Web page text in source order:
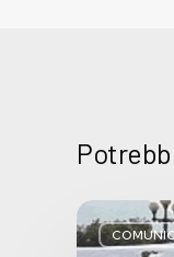
Basta
bugie,